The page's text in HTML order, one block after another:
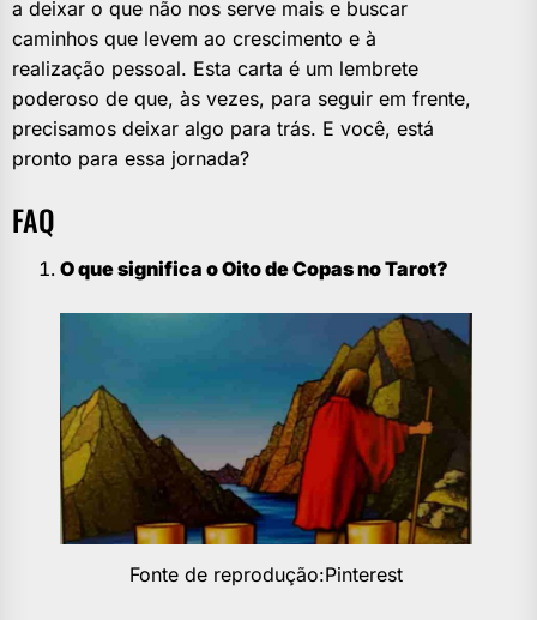
a deixar o que não nos serve mais e buscar
caminhos que levem ao crescimento e à
realização pessoal. Esta carta é um lembrete
poderoso de que, às vezes, para seguir em frente,
precisamos deixar algo para trás. E você, está
pronto para essa jornada?
FAQ
O que significa o Oito de Copas no Tarot?
Fonte de reprodução:Pinterest